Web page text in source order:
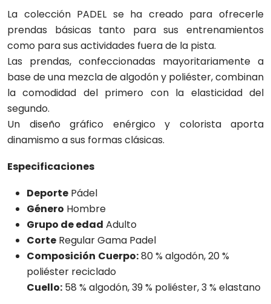
La colección PADEL se ha creado para ofrecerle
prendas básicas tanto para sus entrenamientos
como para sus actividades fuera de la pista.
Las prendas, confeccionadas mayoritariamente a
base de una mezcla de algodón y poliéster, combinan
la comodidad del primero con la elasticidad del
segundo.
Un diseño gráfico enérgico y colorista aporta
dinamismo a sus formas clásicas.
Especificaciones
Deporte Pádel
Género Hombre
Grupo de edad Adulto
Corte Regular Gama Padel
Composición Cuerpo:80 % algodón, 20 %
poliéster reciclado
Cuello: 58 % algodón, 39 % poliéster, 3 % elastano